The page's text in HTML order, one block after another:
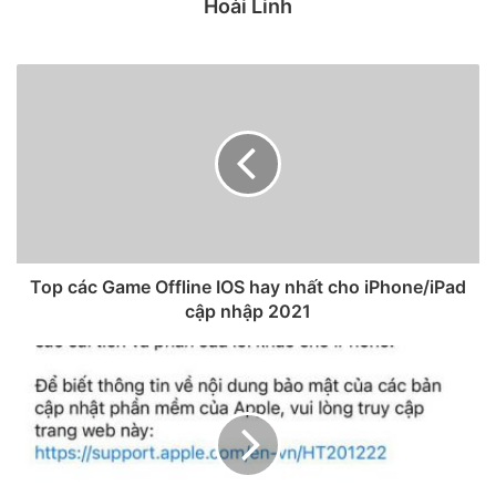
dụng đều bị giảm giá mạnh nhất trong tháng đầu tiên. Tuy
iPhone qua sử dụng đang tăng giá tại Mỹ.
Theo đó, iPhone 12 Pro Max bản 512 GB có giá niêm yết là
1.399 USD. Máy qua sử dụng trong tháng đầu tiên được bán
Hoài Linh
Top các Game Offline IOS hay nhất cho iPhone/iPad
cập nhập 2021